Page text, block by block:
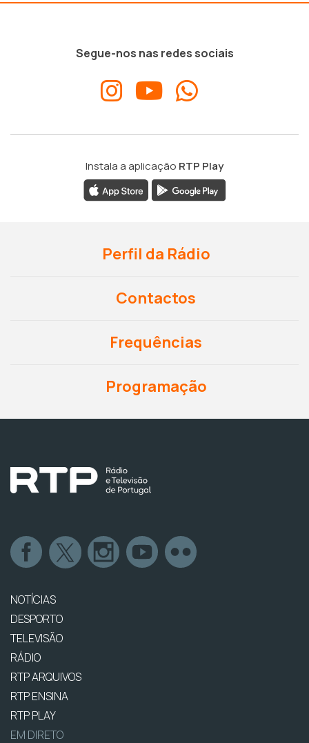
Segue-nos nas redes sociais
Instala a aplicação RTP Play
Perfil da Rádio
Contactos
Frequências
Programação
NOTÍCIAS
DESPORTO
TELEVISÃO
RÁDIO
RTP ARQUIVOS
RTP ENSINA
RTP PLAY
EM DIRETO